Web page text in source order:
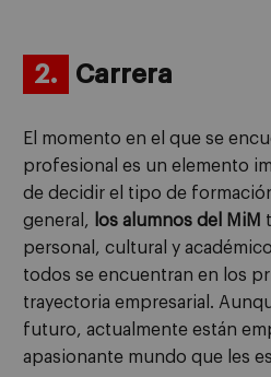
2. Carrera
El momento en el que se
profesional es un elemento
de decidir el tipo de
general,
los alumnos del MiM
personal, cultural y
todos se encuentran en los
trayectoria empresarial.
futuro, actualmente están
apasionante mundo que les